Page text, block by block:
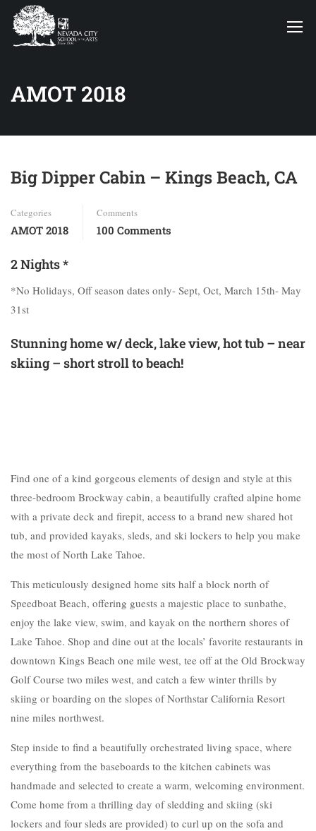
AMOT 2018
Big Dipper Cabin – Kings Beach, CA
Categories
AMOT 2018
Comments
100 Comments
2 Nights *
*No Holidays, Off season dates only- Sept, Oct, March 15th- May
31st
Stunning home w/ deck, lake view, hot tub – near
skiing – short stroll to beach!
Find one of a kind gorgeous elements of design and style at this
three-bedroom Brockway cabin, a beautifully crafted alpine home
with a private deck and firepit, access to a brand new shared hot
tub, and provided kayaks, sleds, and ski lockers to help you make
the most of North Lake Tahoe.
This meticulously designed home sits half a block north of
Speedboat Beach, offering guests a majestic place to sunbathe,
enjoy the lake view, swim, and kayak on the northern shores of
Lake Tahoe. Shop and dine out at the locals’ favorite restaurants in
downtown Kings Beach one mile west, tee off at the Old Brockway
Golf Course two miles west, and catch a few winter thrills by
skiing or boarding on the slopes of Northstar California Resort
nine miles northwest.
Step inside to find a beautifully orchestrated living space, where
everything from the baseboards to the kitchen cabinets was
handmade and selected to create a warm, welcoming environment.
Come home from a thrilling day of sledding and skiing (ski
lockers and four sleds are provided) to curl up on the sofa and